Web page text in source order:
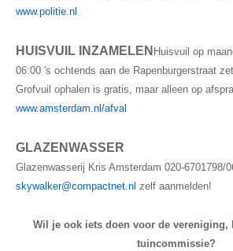
www.politie.nl
HUISVUIL INZAMELEN Huisvuil op
06:00 's ochtends aan de Rapenburgerstraat
Grofvuil ophalen is gratis, maar alleen op
www.amsterdam.nl/afval
GLAZENWASSER
Glazenwasserij Kris Amsterdam 020-6701798/
skywalker@compactnet.nl zelf aanmelden!
Wil je ook iets doen voor de vereniging,
tuincommissie?